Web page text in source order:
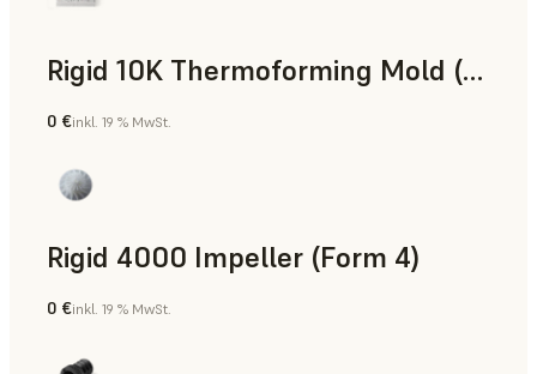
Rigid 10K Thermoforming Mold (Form 4)
Technik
0 €inkl. 19 % MwSt.
Rigid 4000 Impeller (Form 4)
Technik
0 €inkl. 19 % MwSt.